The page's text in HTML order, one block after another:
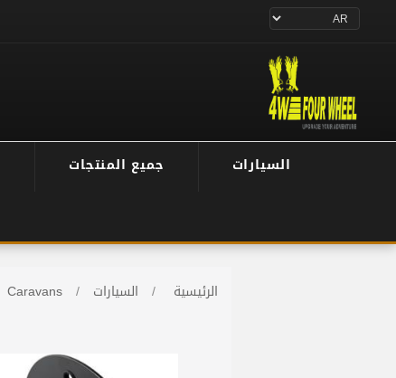
السيارات جميع المنتجات
الرئيسية / السيارات /
Caravans